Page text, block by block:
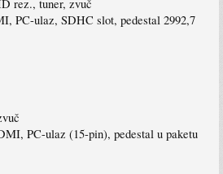
rez., tuner, zvuč
PC-ulaz, SDHC slot, pedestal 2992,7
PC-ulaz (15-pin), pedestal u paketu